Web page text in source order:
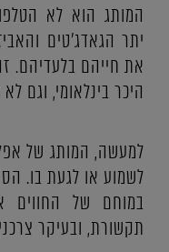
המותג הוא לא
יתר הגאדג'טים
את חייהם בלעדיהם.
היכר בינלאומי, וגם
למעשה, המותג של
לשמוע או לגעת בו.
במוחם של החווים
תקשורת, ובעיקר